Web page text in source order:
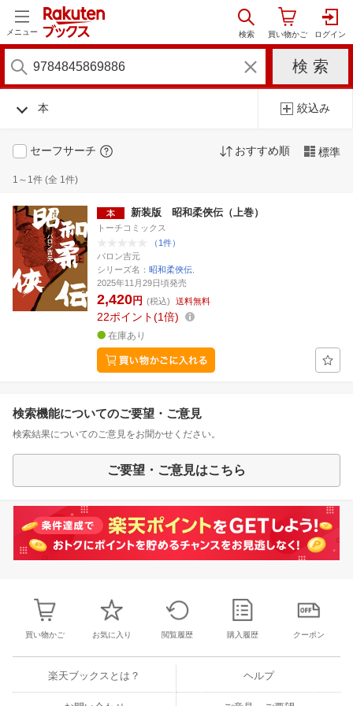
メニュー
本 絞込み
セーフサーチ おすすめ順 標準
1～1件 (全 1件)
新装版 昭和柔俠伝（上巻）
トーチコミックス
（1件）
バロン吉元
シリーズ名： 昭和柔俠伝.
2025年11月29日頃発売
2,420円 (税込) 送料無料
22ポイント 1倍
在庫あり
検索機能についてのご要望・ご意見
検索結果についてのご意見をお聞かせください。
ご要望・ご意見はこちら
買い物かご お気に入り 閲覧履歴 購入履歴 クーポン
楽天ブックスとは？ ヘルプ